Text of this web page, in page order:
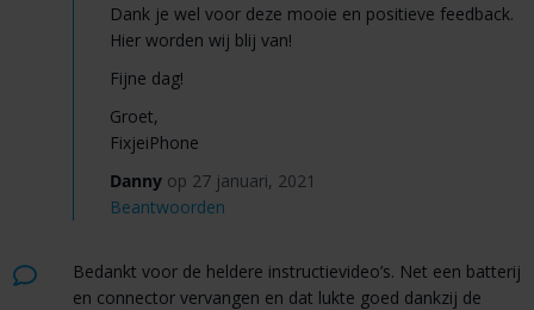
Dank je wel voor deze mooie en positieve feedback.
Hier worden wij blij van!
Fijne dag!
Groet,
FixjeiPhone
Danny op 27 januari, 2021
Beantwoorden
Bedankt voor de heldere instructievideo’s. Net een batterij
en connector vervangen en dat lukte goed dankzij de